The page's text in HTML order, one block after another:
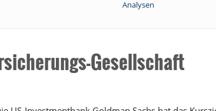
Analysen
Gesellschaft